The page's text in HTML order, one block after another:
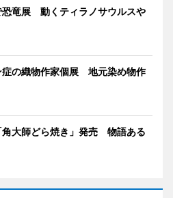
恐竜展 動くティラノサウルスや
症の織物作家個展 地元染め物作
角大師どら焼き」発売 物語ある